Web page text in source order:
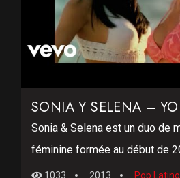
Sonia & Selena est un duo de
féminine formée au début de
1033 2013 Pop Latino